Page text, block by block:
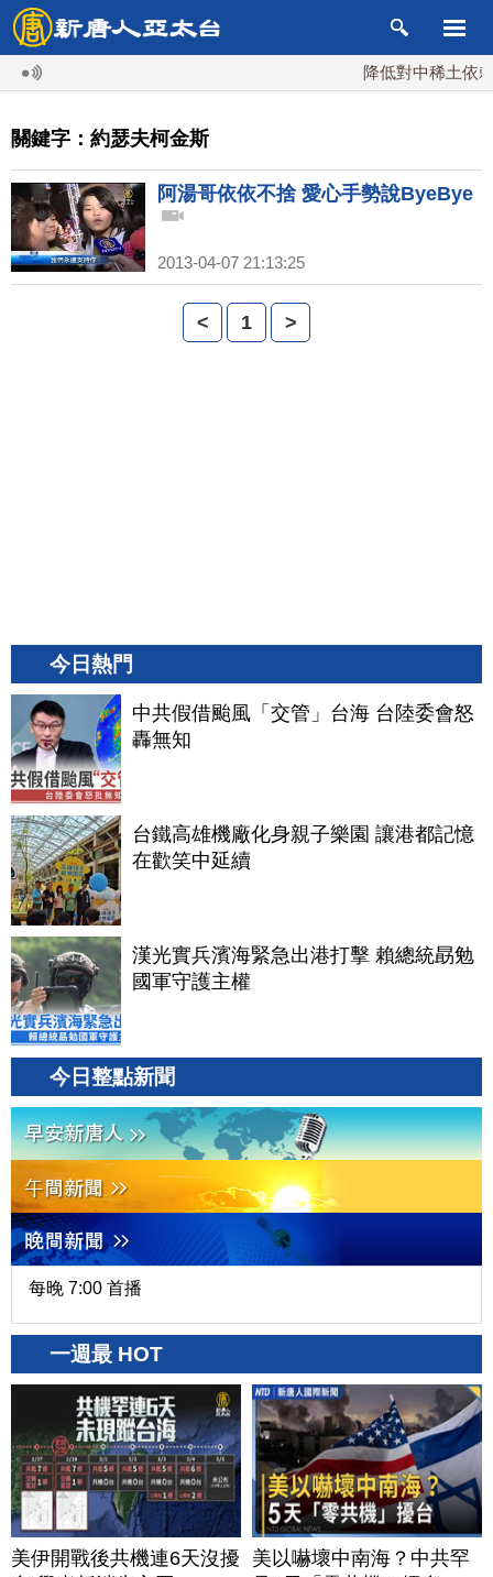
降低對中稀土依賴
關鍵字：約瑟夫柯金斯
阿湯哥依依不捨 愛心手勢說ByeBye
2013-04-07 21:13:25
< 1 >
今日熱門
中共假借颱風「交管」台海 台陸委會怒
轟無知
台鐵高雄機廠化身親子樂園 讓港都記憶
在歡笑中延續
漢光實兵濱海緊急出港打擊 賴總統勗勉
國軍守護主權
今日整點新聞
每晚 7:00 首播
一週最 HOT
美伊開戰後共機連6天沒擾
美以嚇壞中南海？中共罕